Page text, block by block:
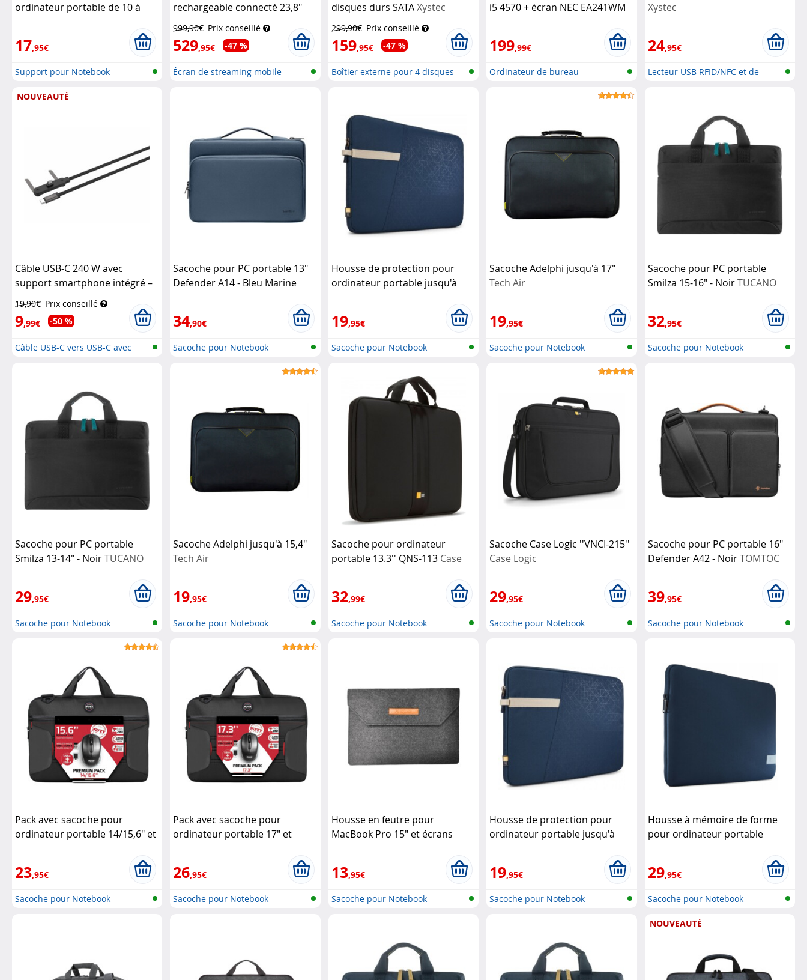
ordinateur portable de 10 à
17,95€
Support pour Notebook
rechargeable connecté 23,8"
Auvisio
999,90€ Prix conseillé
529,95€ -47 %
Écran de streaming mobile
disques durs SATAXystec
299,90€ Prix conseillé
159,95€ -47 %
Boîtier externe pour 4 disques
i5 4570 + écran NEC EA241WM
199,99€
Ordinateur de bureau
Xystec
24,95€
Lecteur USB RFID/NFC et de
NOUVEAUTÉ
Câble USB-C 240 W avec
support smartphone intégré –
19,90€ Prix conseillé
9,99€ -50 %
Câble USB-C vers USB-C avec
Sacoche pour PC portable 13"
Defender A14 - Bleu Marine
34,90€
Sacoche pour Notebook
Housse de protection pour
ordinateur portable jusqu'à
19,95€
Sacoche pour Notebook
Sacoche Adelphi jusqu'à 17"
Tech Air
19,95€
Sacoche pour Notebook
Sacoche pour PC portable
Smilza 15-16" - NoirTUCANO
32,95€
Sacoche pour Notebook
Sacoche pour PC portable
Smilza 13-14" - NoirTUCANO
29,95€
Sacoche pour Notebook
Sacoche Adelphi jusqu'à 15,4"
Tech Air
19,95€
Sacoche pour Notebook
Sacoche pour ordinateur
portable 13.3'' QNS-113 Case
32,99€
Sacoche pour Notebook
Sacoche Case Logic ''VNCI-215''
Case Logic
29,95€
Sacoche pour Notebook
Sacoche pour PC portable 16"
Defender A42 - NoirTOMTOC
39,95€
Sacoche pour Notebook
Pack avec sacoche pour
ordinateur portable 14/15,6" et
23,95€
Sacoche pour Notebook
Pack avec sacoche pour
ordinateur portable 17" et
26,95€
Sacoche pour Notebook
Housse en feutre pour
MacBook Pro 15" et écrans
13,95€
Sacoche pour Notebook
Housse de protection pour
ordinateur portable jusqu'à
19,95€
Sacoche pour Notebook
Housse à mémoire de forme
pour ordinateur portable
29,95€
Sacoche pour Notebook
NOUVEAUTÉ